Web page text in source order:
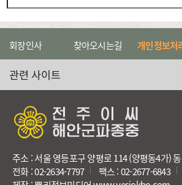
회장인사 찾아오시는길 개인정보처
주소 : 서울 영등포구 양평로 114 (양평동4가)
전화 : 02-2634-7797
팩스 : 02-2677-6843